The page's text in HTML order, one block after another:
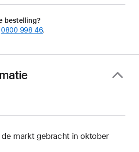
bestelling?
0800 998 46.
markt gebracht in oktober